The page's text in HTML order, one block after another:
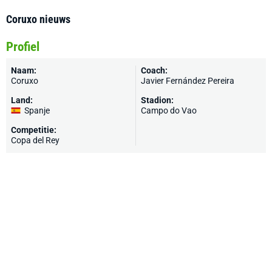
Coruxo nieuws
Profiel
Naam:
Coruxo
Land:
Spanje
Competitie:
Copa del Rey
Coach:
Javier Fernández Pereira
Stadion:
Campo do Vao